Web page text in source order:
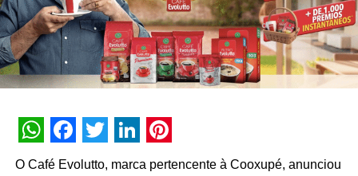
campanha, será distribuída no bar Quitandinha, na Vila
Madalena, em São Paulo, durante o primeiro jogo do
Brasil na Copa, em 24 de novembro.
Em um dos vídeos, Canuto, grita “Amanco agora é
ao comercial famoso dos títulos, e explica que a marca
alia tecnologia e inovação da Holanda com criatividade e
WhatsApp
Facebook
Twitter
LinkedIn
Pinterest
O Café Evolutto, marca pertencente à Cooxupé, anunciou